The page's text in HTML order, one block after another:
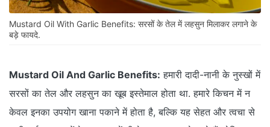
Mustard Oil With Garlic Benefits: सरसों के तेल में लहसुन मिलाकर लगाने के
बड़े फायदे.
Mustard Oil And Garlic Benefits: हमारी दादी-नानी के नुस्खों में
सरसों का तेल और लहसुन का खूब इस्तेमाल होता था. हमारे किचन में न
केवल इनका उपयोग खाना पकाने में होता है, बल्कि यह सेहत और त्वचा से